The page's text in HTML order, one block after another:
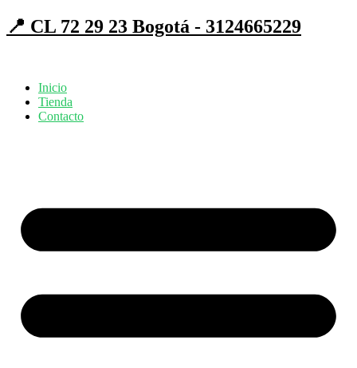
📍 CL 72 29 23 Bogotá - 3124665229
Inicio
Tienda
Contacto